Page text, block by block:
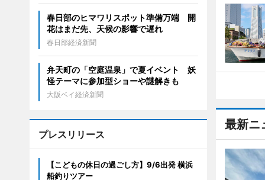
最新ニ
春日部のヒマワリスポット準備万端 開
花はまだ先、天候の影響で遅れ
春日部経済新聞
弁天町の「空庭温泉」で夏イベント 妖
怪テーマに参加型ショーや謎解きも
大阪ベイ経済新聞
プレスリリース
【こどもの休日の過ごし方】9/6出発 横浜
船釣りツアー